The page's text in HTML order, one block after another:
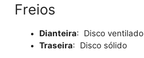
Freios
Dianteira: Disco ventilado
Traseira: Disco sólido